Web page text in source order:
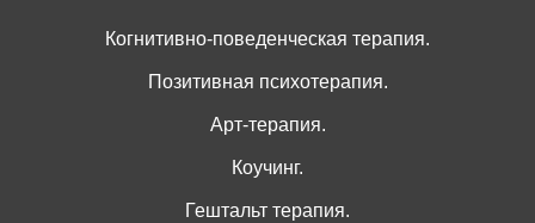
Когнитивно-поведенческая терапия.
Позитивная психотерапия.
Арт-терапия.
Коучинг.
Гештальт терапия.